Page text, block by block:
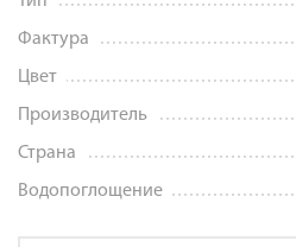
Фактура
Цвет
Производитель
Страна
Водопоглощение